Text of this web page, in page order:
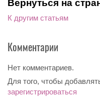
Вернуться на
К другим статьям
Комментарии
Нет комментариев.
Для того, чтобы
зарегистрироваться